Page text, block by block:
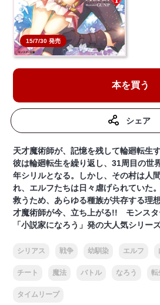
15/7/30 発売
本を買う
シェア
天才魔術師が、記憶を残して輪廻転生
彼は輪廻転生を繰り返し、31周目の世
年シリルとなる。しかし、その村は人
れ、エルフたちは日々虐げられていた
救うため、あらゆる種族が共存する理
才魔術師が今、立ち上がる!! モンスタ
「小説家になろう」発の大人気シリー
シリアス 戦争 幼馴染 エルフ
チート 魔法 バトル なろう 転
タイムリープ